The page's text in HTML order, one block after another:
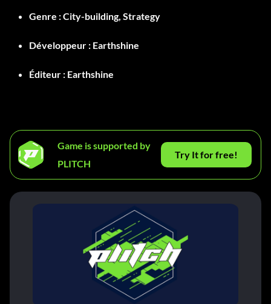
Genre :City-building, Strategy
Développeur : Earthshine
Éditeur : Earthshine
Game is supported by
PLITCH
Try It for free!